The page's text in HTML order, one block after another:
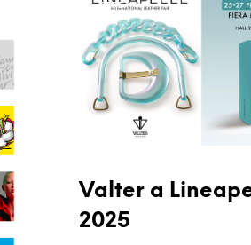
FIERE
Valter a
2025